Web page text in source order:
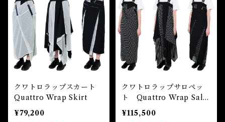
クワトロラップスカート
Quattro Wrap Skirt
¥79,200
クワトロラップサロペッ
ト Quattro Wrap Salo
pette
¥115,500